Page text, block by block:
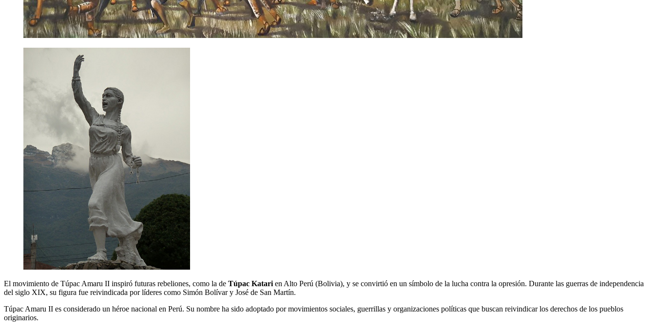
El movimiento de Túpac Amaru II inspiró futuras rebeliones, como la de Túpac Katari en Alto Perú (Bolivia), y se convirtió en un símbolo de la lucha contra la opresión. Durante las guerras de independencia
del siglo XIX, su figura fue reivindicada por líderes como Simón Bolívar y José de San Martín.
Túpac Amaru II es considerado un héroe nacional en Perú. Su nombre ha sido adoptado por movimientos sociales, guerrillas y organizaciones políticas que buscan reivindicar los derechos de los pueblos
originarios.